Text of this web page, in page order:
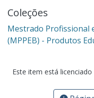
Coleções
Mestrado Profissional
(MPPEB) - Produtos
Este item está licenciado